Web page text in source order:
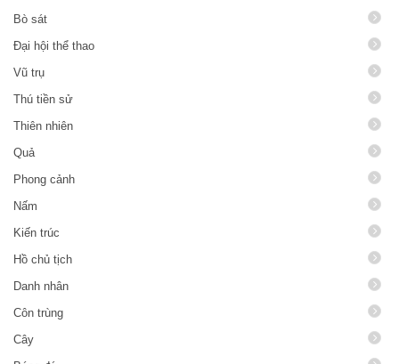
Bò sát
Đại hội thể thao
Vũ trụ
Thú tiền sử
Thiên nhiên
Quả
Phong cảnh
Nấm
Kiến trúc
Hồ chủ tịch
Danh nhân
Côn trùng
Cây